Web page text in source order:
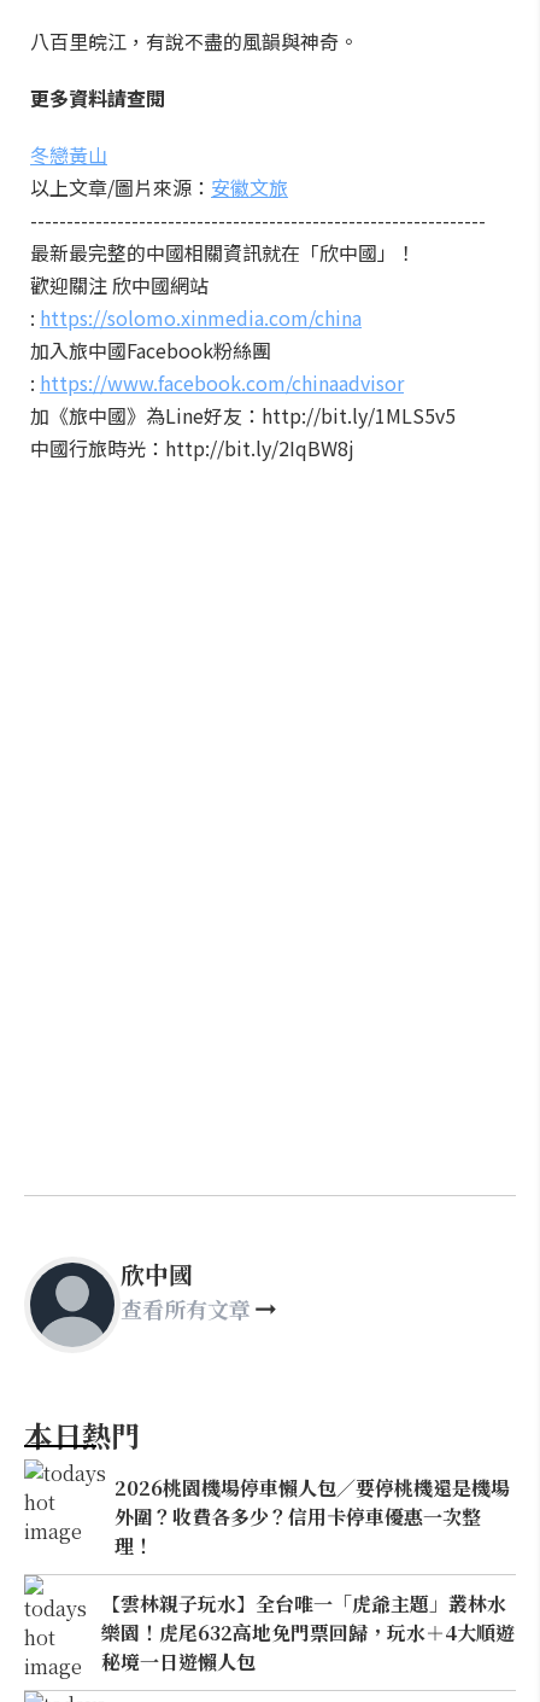
八百里皖江，有說不盡的風韻與神奇。
更多資料請查閱
冬戀黃山
以上文章/圖片來源： 安徽文旅
---------------------------------------------------------------
最新最完整的中國相關資訊就在「欣中國」！
歡迎關注 欣中國網站
: https://solomo.xinmedia.com/china
加入旅中國Facebook粉絲團
: https://www.facebook.com/chinaadvisor
加《旅中國》為Line好友：http://bit.ly/1MLS5v5
中國行旅時光：http://bit.ly/2IqBW8j
欣中國
查看所有文章
本日熱門
2026桃園機場停車懶人包／要停桃機還是機場
外圍？收費各多少？信用卡停車優惠一次整
理！
【雲林親子玩水】全台唯一「虎爺主題」叢林水
樂園！虎尾632高地免門票回歸，玩水＋4大順遊
秘境一日遊懶人包